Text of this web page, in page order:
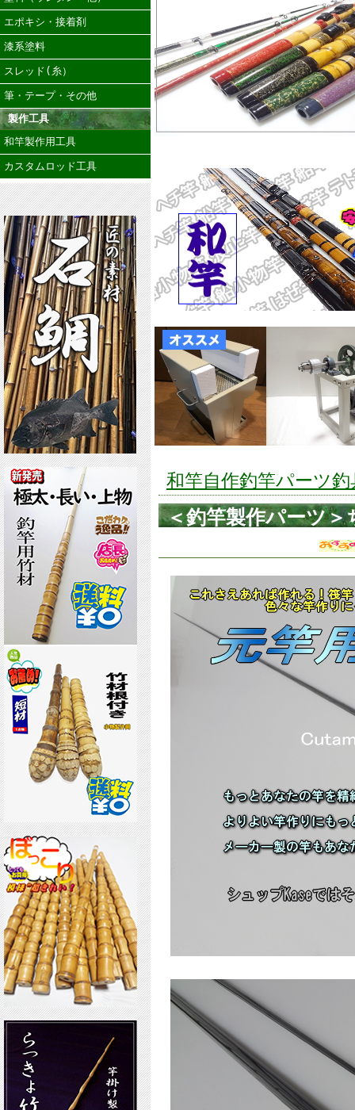
エポキシ・接着剤
漆系塗料
スレッド(糸）
筆・テープ・その他
製作工具
和竿製作用工具
カスタムロッド工具
和竿自作釣竿パーツ釣
＜釣竿製作パーツ